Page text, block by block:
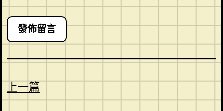
上一篇